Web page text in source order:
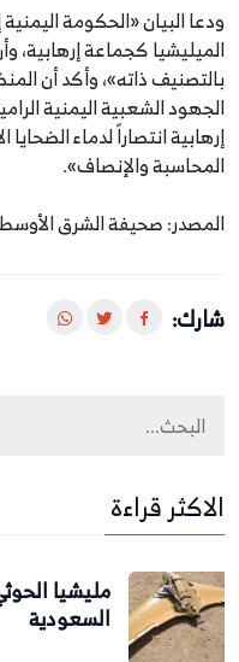
ودعا البيان «الحكومة
الميليشيا كجماعة إرهابية،
بالتصنيف ذاته»، وأكد أن
الجهود الشعبية اليمنية
إرهابية انتصاراً لدماء
المحاسبة والإنصاف».
المصدر: صحيفة الشرق
شارك:
الاكثر قراءة
مليشيا
السعودية